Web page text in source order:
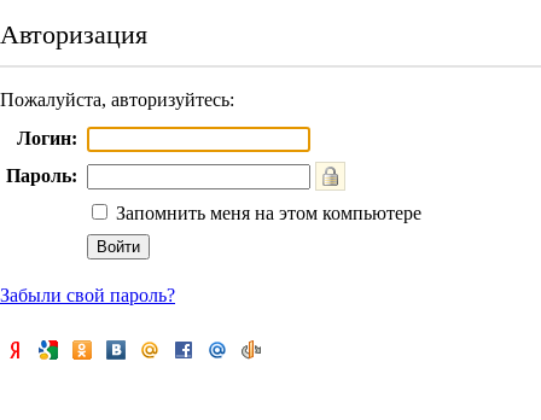
Авторизация
Пожалуйста, авторизуйтесь:
Логин:
Пароль:
Запомнить меня на этом компьютере
Забыли свой пароль?